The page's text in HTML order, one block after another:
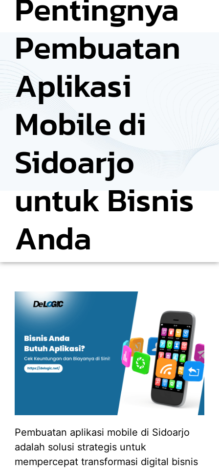
Pembuatan
Aplikasi
Mobile di
Sidoarjo
untuk Bisnis
Anda
Pembuatan aplikasi mobile di Sidoarjo
adalah solusi strategis untuk
mempercepat transformasi digital bisnis